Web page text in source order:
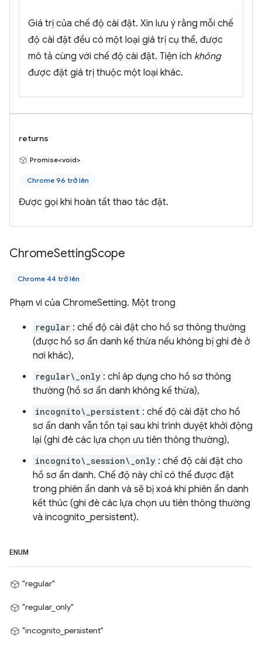
Giá trị của chế độ cài đặt. Xin lưu ý rằng mỗi chế
độ cài đặt đều có một loại giá trị cụ thể, được
mô tả cùng với chế độ cài đặt. Tiện ích không
được đặt giá trị thuộc một loại khác.
returns
Promise<void>
Chrome 96 trở lên
Được gọi khi hoàn tất thao tác đặt.
ChromeSettingScope
Chrome 44 trở lên
Phạm vi của ChromeSetting. Một trong
regular : chế độ cài đặt cho hồ sơ thông thường
(được hồ sơ ẩn danh kế thừa nếu không bị ghi đè ở
nơi khác),
regular\_only : chỉ áp dụng cho hồ sơ thông
thường (hồ sơ ẩn danh không kế thừa),
incognito\_persistent : chế độ cài đặt cho hồ
sơ ẩn danh vẫn tồn tại sau khi trình duyệt khởi động
lại (ghi đè các lựa chọn ưu tiên thông thường),
incognito\_session\_only : chế độ cài đặt cho
hồ sơ ẩn danh. Chế độ này chỉ có thể được đặt
trong phiên ẩn danh và sẽ bị xoá khi phiên ẩn danh
kết thúc (ghi đè các lựa chọn ưu tiên thông thường
và incognito_persistent).
ENUM
"regular"
"regular_only"
"incognito_persistent"